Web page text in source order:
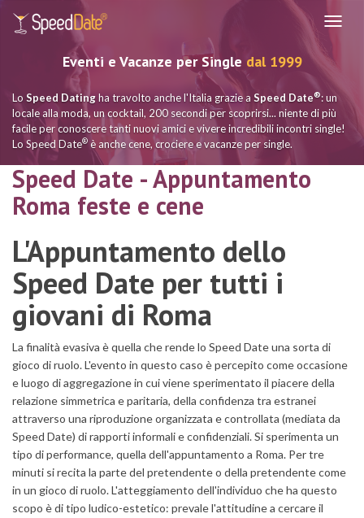
Eventi e Vacanze per Single dal 1999
Lo Speed Datingha travolto anche l'Italia grazie a Speed Date®: un
locale alla moda, un cocktail, 200 secondi per scoprirsi... niente di più
facile per conoscere tanti nuovi amici e vivere incredibili incontri single!
Lo Speed Date® è anche cene, crociere e vacanze per single.
Speed Date - Appuntamento
Roma feste e cene
L'Appuntamento dello
Speed Date per tutti i
giovani di Roma
La finalità evasiva è quella che rende lo Speed Date una sorta di
gioco di ruolo. L'evento in questo caso è percepito come occasione
e luogo di aggregazione in cui viene sperimentato il piacere della
relazione simmetrica e paritaria, della confidenza tra estranei
attraverso una riproduzione organizzata e controllata (mediata da
Speed Date) di rapporti informali e confidenziali. Si sperimenta un
tipo di performance, quella dell'appuntamento a Roma. Per tre
minuti si recita la parte del pretendente o della pretendente come
in un gioco di ruolo. L'atteggiamento dell'individuo che ha questo
scopo è di tipo ludico-estetico: prevale l'attitudine a cercare il